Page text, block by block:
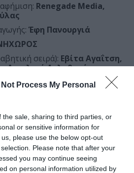
Not Process My Personal
the sale, sharing to third parties, or
or sensitive information for
please use the below opt-out
Please note that after your
you may continue seeing
on personal information utilized by
Renegade Media,
Έφη Πανουργιά
σειρά): Εβίτα Αγαΐτση,
Αγγελική Δεληθανάση,
Κλέαρχος
Παπασπηλιόπουλος,